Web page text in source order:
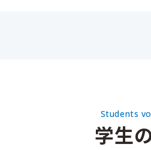
Students
学生